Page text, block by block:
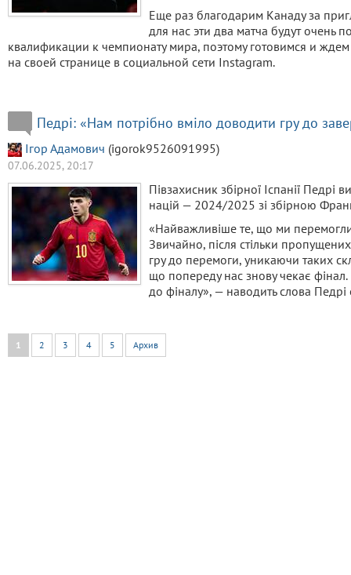
Еще раз благодарим Канаду за
для нас эти два матча будут очень
квалификации к чемпионату мира, поэтому готовимся и
на своей странице в социальной сети Instagram.
Педрі: «Нам потрібно вміло доводити гру до
Ігор Адамович (igorok9526091995)
07.06.2025, 20:17
Півзахисник збірної Іспанії Педрі
націй — 2024/2025 зі збірною
«Найважливіше те, що ми
Звичайно, після стільки
гру до перемоги, уникаючи таких
що попереду нас знову чекає
до фіналу», — наводить слова
1 2 3 4 5 Архив